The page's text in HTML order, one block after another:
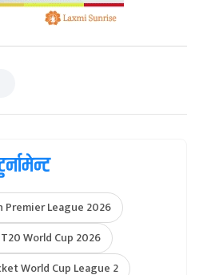
Premier League 2026
T20 World Cup 2026
World Cup League 2